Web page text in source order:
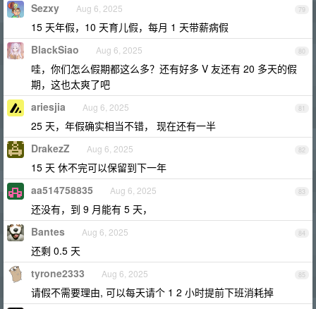
79
Sezxy Aug 6, 2025
15 天年假，10 天育儿假，每月 1 天带薪病假
80
BlackSiao Aug 6, 2025
哇，你们怎么假期都这么多？还有好多 V 友还有 20 多天的假
期，这也太爽了吧
81
ariesjia Aug 6, 2025
25 天，年假确实相当不错， 现在还有一半
82
DrakezZ Aug 6, 2025
15 天 休不完可以保留到下一年
83
aa514758835 Aug 6, 2025
还没有，到 9 月能有 5 天，
84
Bantes Aug 6, 2025
还剩 0.5 天
85
tyrone2333 Aug 6, 2025
请假不需要理由, 可以每天请个 1 2 小时提前下班消耗掉